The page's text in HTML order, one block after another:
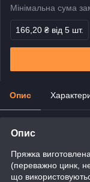
Мінімальна сума
166,20 ₴ від 5 шт.
Опис
Опис
Пряжка
(переважно цинк,
що